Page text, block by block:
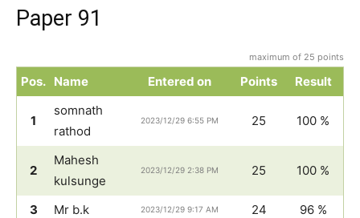
Paper 91
maximum of 25 points
Pos. Name Entered on Points Result
1
somnath
rathod
2023/12/29 6:55 PM 25 100 %
2
Mahesh
kulsunge
2023/12/29 2:38 PM 25 100 %
3 Mr b.k 2023/12/29 9:17 AM 24
96 %